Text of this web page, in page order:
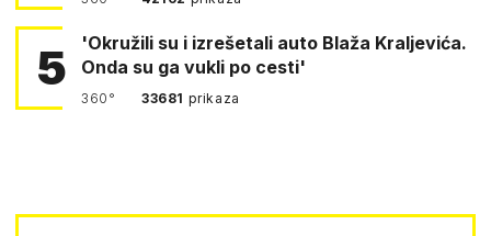
5
'Okružili su i izrešetali auto Blaža Kraljevića.
Onda su ga vukli po cesti'
360° 33681 prikaza